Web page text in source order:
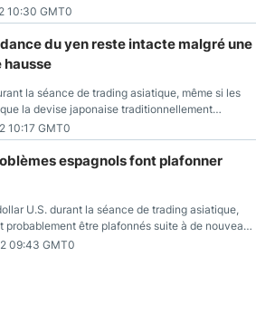
à un bas de 10 semaines.
10:30 GMT0
du yen reste intacte malgré une
hausse
la séance de trading asiatique, même si les
la devise japonaise traditionnellement
10:17 GMT0
espagnols font plafonner
U.S. durant la séance de trading asiatique,
être plafonnés suite à de nouveaux
en Espagne, renforçant les inquiétudes des
09:43 GMT0